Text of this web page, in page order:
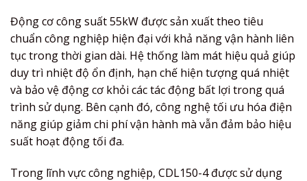
Động cơ công suất 55kW được sản xuất theo tiêu
chuẩn công nghiệp hiện đại với khả năng vận hành liên
tục trong thời gian dài. Hệ thống làm mát hiệu quả giúp
duy trì nhiệt độ ổn định, hạn chế hiện tượng quá nhiệt
và bảo vệ động cơ khỏi các tác động bất lợi trong quá
trình sử dụng. Bên cạnh đó, công nghệ tối ưu hóa điện
năng giúp giảm chi phí vận hành mà vẫn đảm bảo hiệu
suất hoạt động tối đa.
Trong lĩnh vực công nghiệp, CDL150-4 được sử dụng